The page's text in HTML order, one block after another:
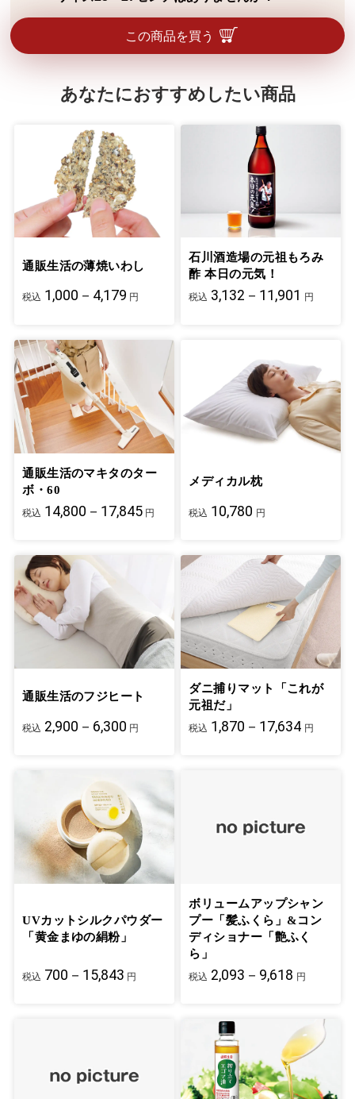
この商品を買う
然原料由来の素材です。化繊が苦手な方で
いるため、生地の接触面積が大きく、足指
の汗も吸ってくれるためです。
サイズが22～24センチのみとなっていま
す。誌面に女性用と書いてありますが、サ
あなたにおすすめしたい商品
通販生活の薄焼いわし
税込 1,000－4,179 円
石川酒造場の元祖もろみ
酢 本日の元気！
税込 3,132－11,901 円
通販生活のマキタのター
ボ・60
税込 14,800－17,845 円
メディカル枕
税込 10,780 円
通販生活のフジヒート
税込 2,900－6,300 円
ダニ捕りマット「これが
元祖だ」
税込 1,870－17,634 円
UVカットシルクパウダー
「黄金まゆの絹粉」
税込 700－15,843 円
ボリュームアップシャン
プー「髪ふくら」&コン
ディショナー「艶ふく
ら」
税込 2,093－9,618 円